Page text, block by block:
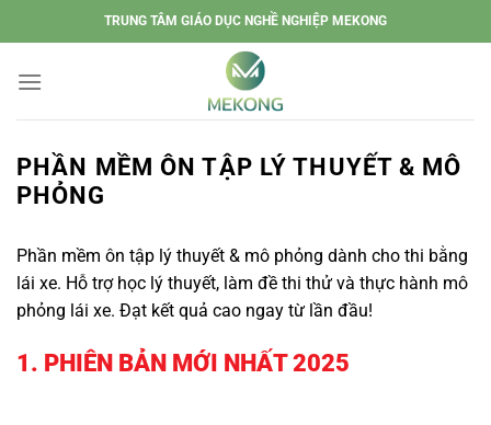
đến
dung
TRUNG TÂM GIÁO DỤC NGHỀ NGHIỆP MEKONG
PHẦN MỀM ÔN TẬP LÝ THUYẾT & MÔ
PHỎNG
Phần mềm ôn tập lý thuyết & mô phỏng dành cho thi bằng
lái xe. Hỗ trợ học lý thuyết, làm đề thi thử và thực hành mô
phỏng lái xe. Đạt kết quả cao ngay từ lần đầu!
1. PHIÊN BẢN MỚI NHẤT 2025